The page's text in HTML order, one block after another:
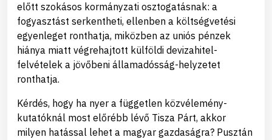
előtt szokásos kormányzati osztogatásnak: a
fogyasztást serkentheti, ellenben a költségvetési
egyenleget ronthatja, miközben az uniós pénzek
hiánya miatt végrehajtott külföldi devizahitel-
felvételek a jövőbeni államadósság-helyzetet
ronthatja.
Kérdés, hogy ha nyer a független közvélemény-
kutatóknál most előrébb lévő Tisza Párt, akkor
milyen hatással lehet a magyar gazdaságra? Pusztán